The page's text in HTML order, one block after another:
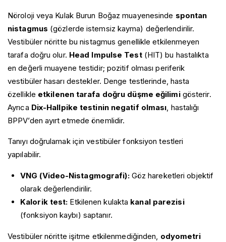
Nöroloji veya Kulak Burun Boğaz muayenesinde spontan
nistagmus (gözlerde istemsiz kayma) değerlendirilir.
Vestibüler nöritte bu nistagmus genellikle etkilenmeyen
tarafa doğru olur. Head Impulse Test(HIT) bu hastalıkta
en değerli muayene testidir; pozitif olması periferik
vestibüler hasarı destekler. Denge testlerinde, hasta
özellikle etkilenen tarafa doğru düşme eğilimigösterir.
Ayrıca Dix-Hallpike testinin negatif olması , hastalığı
BPPV’den ayırt etmede önemlidir.
Tanıyı doğrulamak için vestibüler fonksiyon testleri
yapılabilir.
VNG (Video-Nistagmografi):Göz hareketleri objektif
olarak değerlendirilir.
Kalorik test: Etkilenen kulakta kanal parezisi
(fonksiyon kaybı) saptanır.
Vestibüler nöritte işitme etkilenmediğinden, odyometri